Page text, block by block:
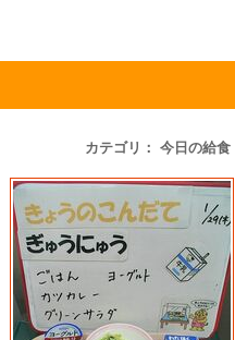
カテゴリ： 今日の給食